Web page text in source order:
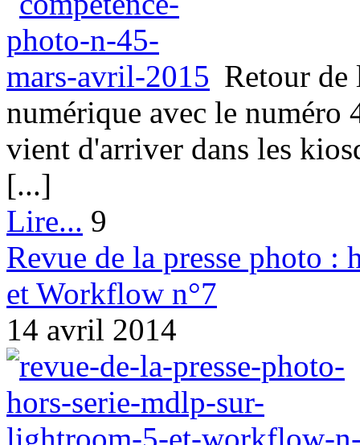
Retour de
numérique avec le numéro
vient d'arriver dans les
[...]
Lire... 9
Revue de la presse photo
et Workflow n°7
14 avril 2014